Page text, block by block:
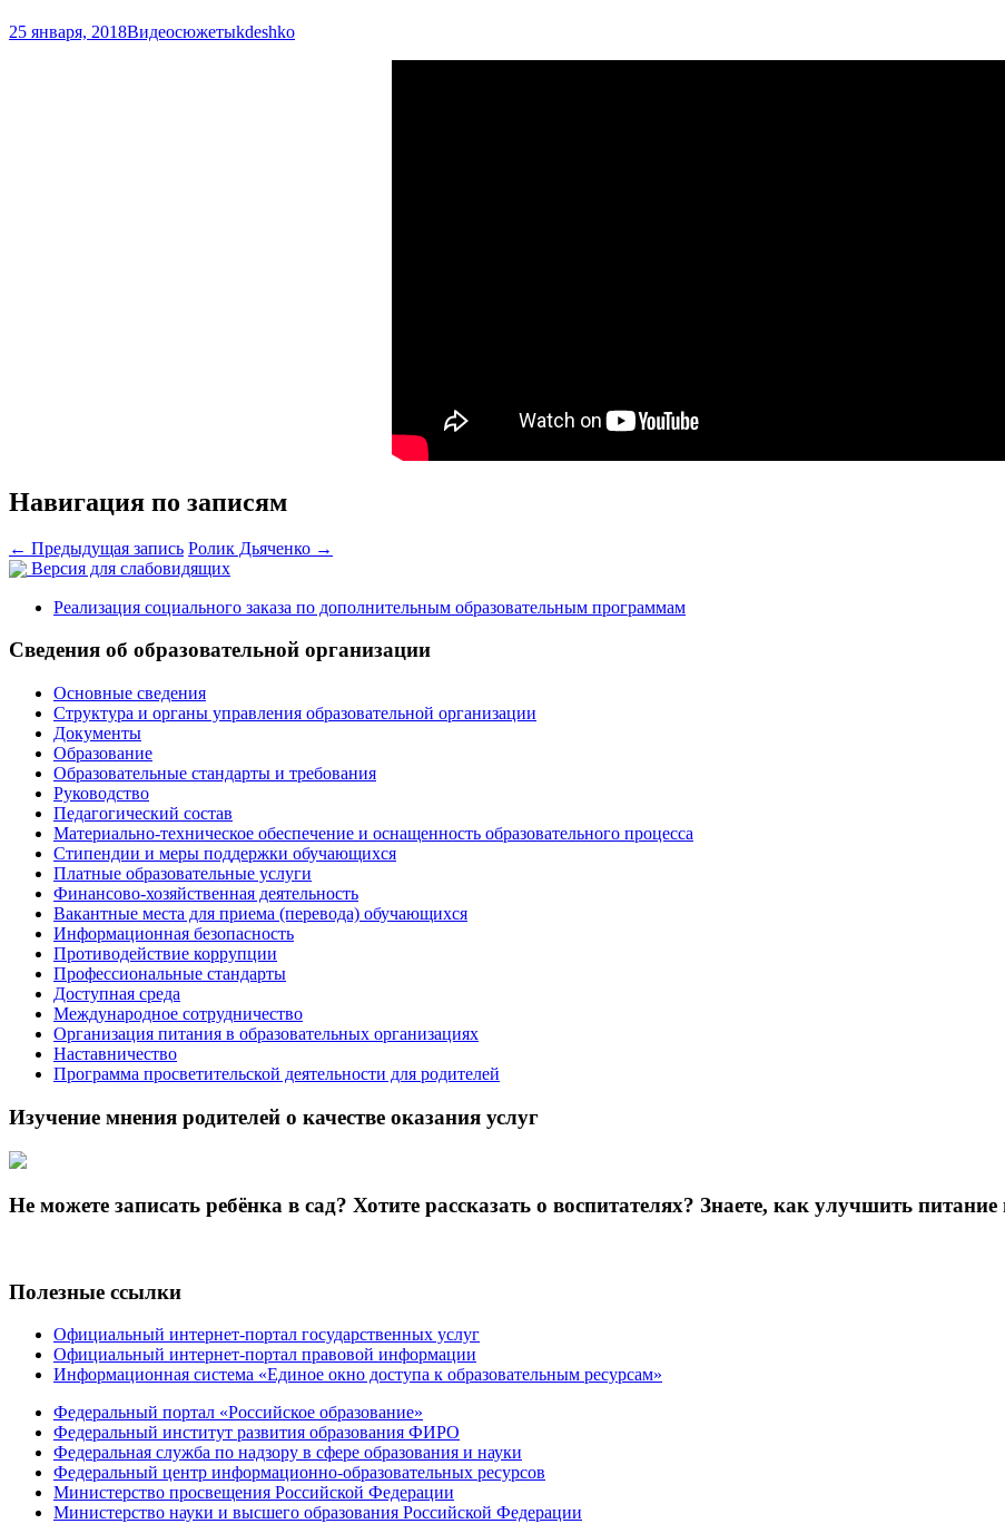
25 января, 2018Видеосюжетыkdeshko
Навигация по записям
← Предыдущая запись Ролик Дьяченко →
Версия для слабовидящих
Реализация социального заказа по дополнительным образовательным программам
Сведения об образовательной организации
Основные сведения
Структура и органы управления образовательной организации
Документы
Образование
Образовательные стандарты и требования
Руководство
Педагогический состав
Материально-техническое обеспечение и оснащенность образовательного процесса
Стипендии и меры поддержки обучающихся
Платные образовательные услуги
Финансово-хозяйственная деятельность
Вакантные места для приема (перевода) обучающихся
Информационная безопасность
Противодействие коррупции
Профессиональные стандарты
Доступная среда
Международное сотрудничество
Организация питания в образовательных организациях
Наставничество
Программа просветительской деятельности для родителей
Изучение мнения родителей о качестве оказания услуг
Не можете записать ребёнка в сад? Хотите рассказать о воспитателях? Знаете, как улучшить питание
Полезные ссылки
Официальный интернет-портал государственных услуг
Официальный интернет-портал правовой информации
Информационная система «Единое окно доступа к образовательным ресурсам»
Федеральный портал «Российское образование»
Федеральный институт развития образования ФИРО
Федеральная служба по надзору в сфере образования и науки
Федеральный центр информационно-образовательных ресурсов
Министерство просвещения Российской Федерации
Министерство науки и высшего образования Российской Федерации